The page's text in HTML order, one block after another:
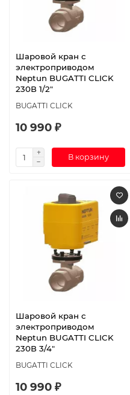
Шаровой кран с
электроприводом
Neptun BUGATTI CLICK
230В 1/2"
BUGATTI CLICK
10 990 ₽
В корзину
Шаровой кран с
электроприводом
Neptun BUGATTI CLICK
230В 3/4"
BUGATTI CLICK
10 990 ₽